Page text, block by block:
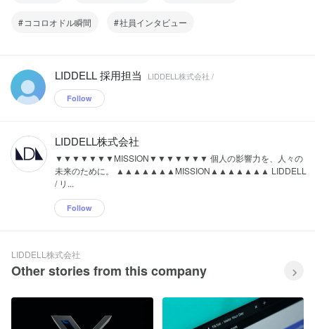
ココロオドル瞬間 社員インタビュー
LIDDELL 採用担当 LIDDELL株式会社 /
Follow
LIDDELL株式会社
▼▼▼▼▼▼▼MISSION▼▼▼▼▼▼▼ 個人の影響力を、人々の
未来のために。 ▲▲▲▲▲▲▲MISSION▲▲▲▲▲▲▲ LIDDELL
/ リ...
Follow
LIDDELL株式会社
Other stories from this company